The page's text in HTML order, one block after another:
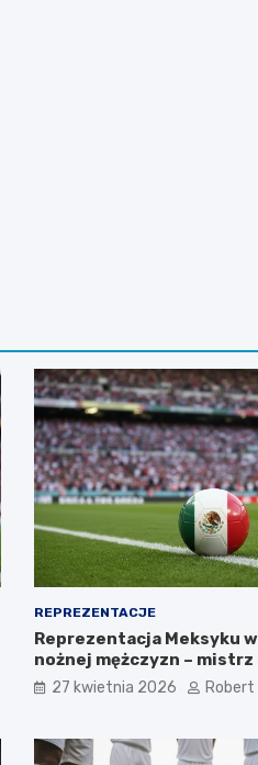
REPREZENTACJE
Reprezentacja Meksyku w
nożnej mężczyzn – mistrz
mundialowe ambicje
27 kwietnia 2026